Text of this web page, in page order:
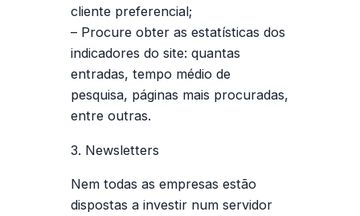
cliente preferencial;
– Procure obter as estatísticas dos
indicadores do site: quantas
entradas, tempo médio de
pesquisa, páginas mais procuradas,
entre outras.
3. Newsletters
Nem todas as empresas estão
dispostas a investir num servidor